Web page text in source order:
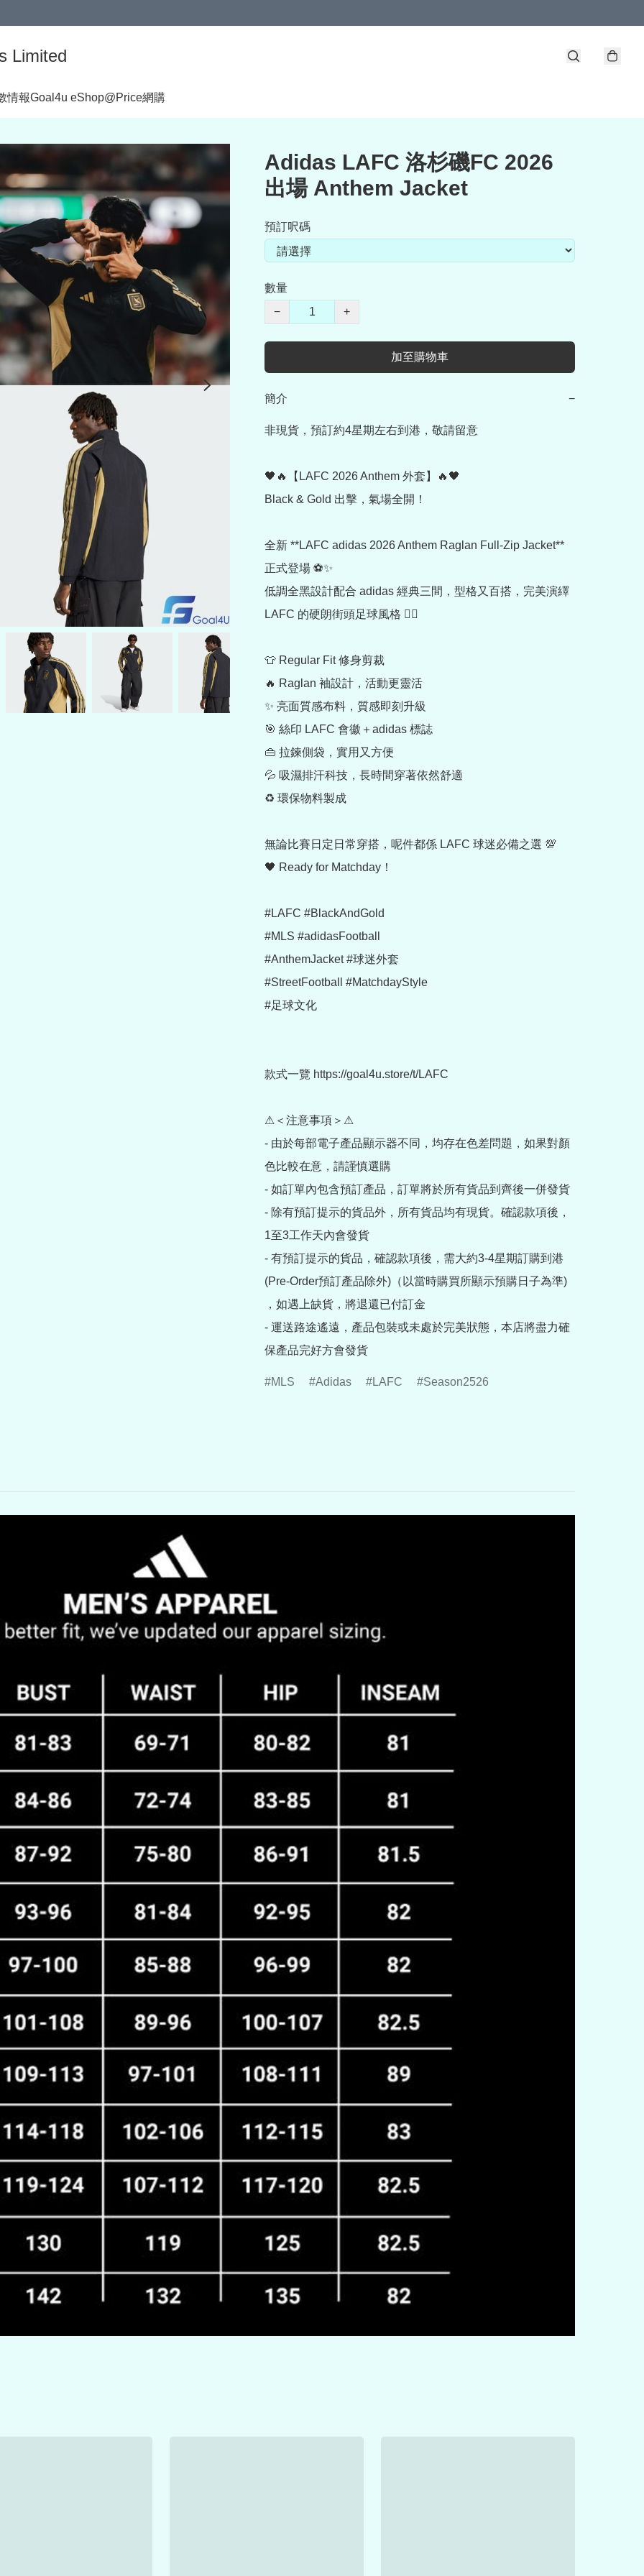
Limited
情報Goal4u eShop@Price網購
Adidas LAFC 洛杉磯FC 2026
出場 Anthem Jacket
預訂呎碼
數量
−
+
加至購物車
簡介 −
非現貨，預訂約4星期左右到港，敬請留意
🖤🔥【LAFC 2026 Anthem 外套】🔥🖤
Black & Gold 出擊，氣場全開！
全新 **LAFC adidas 2026 Anthem Raglan Full-Zip Jacket**
正式登場 ⚽️✨
低調全黑設計配合 adidas 經典三間，型格又百搭，完美演繹
LAFC 的硬朗街頭足球風格 🏴‍☠️
👕 Regular Fit 修身剪裁
🔥 Raglan 袖設計，活動更靈活
✨ 亮面質感布料，質感即刻升級
🎯 絲印 LAFC 會徽＋adidas 標誌
👜 拉鍊側袋，實用又方便
💦 吸濕排汗科技，長時間穿著依然舒適
♻️ 環保物料製成
無論比賽日定日常穿搭，呢件都係 LAFC 球迷必備之選 💯
🖤 Ready for Matchday！
#LAFC #BlackAndGold
#MLS #adidasFootball
#AnthemJacket #球迷外套
#StreetFootball #MatchdayStyle
#足球文化
款式一覽 https://goal4u.store/t/LAFC
⚠＜注意事項＞⚠
- 由於每部電子產品顯示器不同，均存在色差問題，如果對顏
色比較在意，請謹慎選購
- 如訂單內包含預訂產品，訂單將於所有貨品到齊後一併發貨
- 除有預訂提示的貨品外，所有貨品均有現貨。確認款項後，
1至3工作天內會發貨
- 有預訂提示的貨品，確認款項後，需大約3-4星期訂購到港
(Pre-Order預訂產品除外)（以當時購買所顯示預購日子為準)
，如遇上缺貨，將退還已付訂金
- 運送路途遙遠，產品包裝或未處於完美狀態，本店將盡力確
保產品完好方會發貨
MLS Adidas LAFC Season2526